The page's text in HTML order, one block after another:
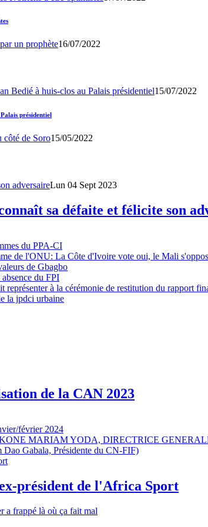
16/07/2022
15/07/2022
présidentiel
15/05/2022
Lun 04 Sept 2023
sa défaite et félicite son
du PPA-CI
de l'ONU: La Côte d'Ivoire vote oui, le Mali
de Gbagbo
du FPI
à la cérémonie de restitution du rapport
la jpdci urbaine
de la CAN 2023
février 2024
MARIAM YODA, DIRECTRICE
Dao Gabala, Présidente du CN-FIF)
président de l'Africa Sport
a frappé là où ça fait mal